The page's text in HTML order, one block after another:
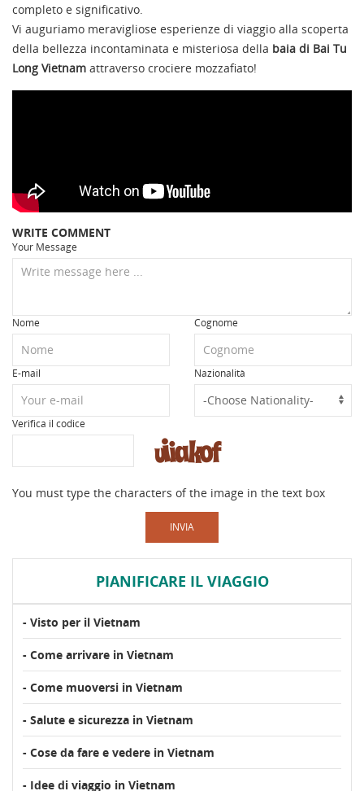
completo e significativo.
Vi auguriamo meravigliose esperienze di viaggio alla scoperta
della bellezza incontaminata e misteriosa della baia di Bai Tu
Long Vietnam attraverso crociere mozzafiato!
WRITE COMMENT
Your Message
Nome Cognome
E-mail Nazionalità
Verifica il codice
You must type the characters of the image in the text box
INVIA
PIANIFICARE IL VIAGGIO
- Visto per il Vietnam
- Come arrivare in Vietnam
- Come muoversi in Vietnam
- Salute e sicurezza in Vietnam
- Cose da fare e vedere in Vietnam
- Idee di viaggio in Vietnam